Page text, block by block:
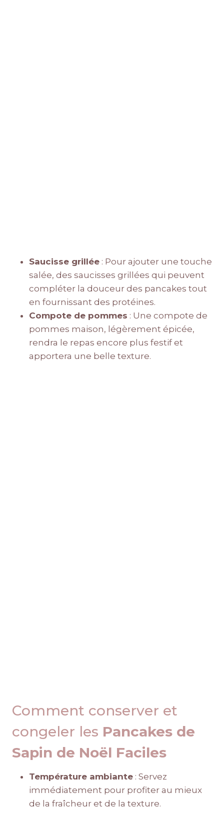
Saucisse grillée : Pour ajouter une touche
salée, des saucisses grillées qui peuvent
compléter la douceur des pancakes tout
en fournissant des protéines.
Compote de pommes : Une compote de
pommes maison, légèrement épicée,
rendra le repas encore plus festif et
apportera une belle texture.
Comment conserver et
congeler les Pancakes de
Sapin de Noël Faciles
Température ambiante : Servez
immédiatement pour profiter au mieux
de la fraîcheur et de la texture.